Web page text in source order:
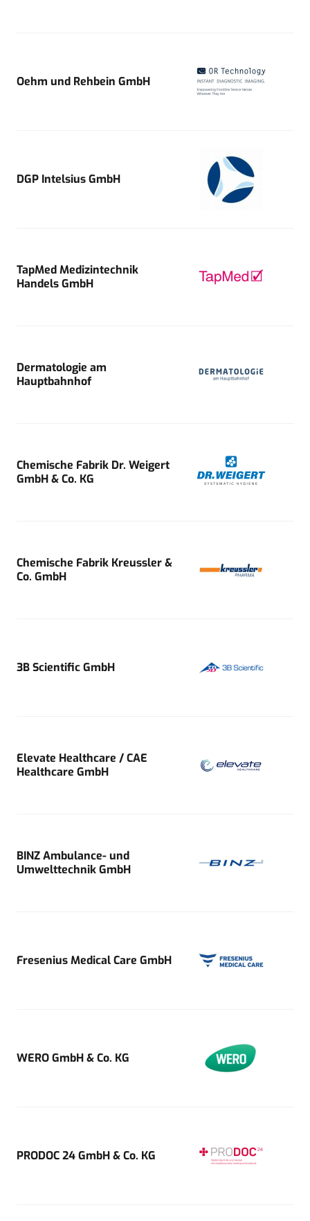
Oehm und Rehbein GmbH
DGP Intelsius GmbH
TapMed Medizintechnik
Handels GmbH
Dermatologie am
Hauptbahnhof
Chemische Fabrik Dr. Weigert
GmbH & Co. KG
Chemische Fabrik Kreussler &
Co. GmbH
3B Scientific GmbH
Elevate Healthcare / CAE
Healthcare GmbH
BINZ Ambulance- und
Umwelttechnik GmbH
Fresenius Medical Care GmbH
WERO GmbH & Co. KG
PRODOC 24 GmbH & Co. KG